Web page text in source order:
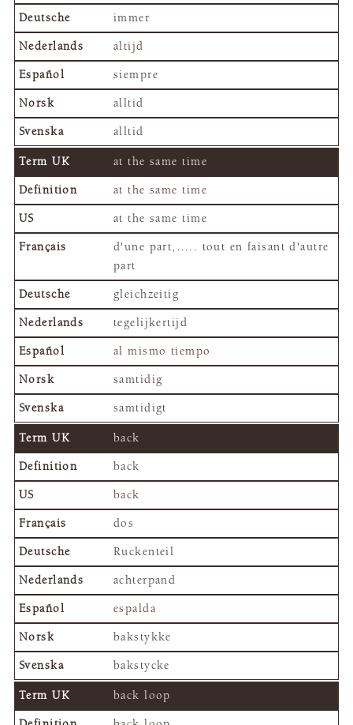
immer
altijd
siempre
alltid
alltid
at the same time
at the same time
at the same time
d'une part,….. tout en faisant d'autre
part
gleichzeitig
tegelijkertijd
al mismo tiempo
samtidig
samtidigt
back
back
back
dos
Ruckenteil
achterpand
espalda
bakstykke
bakstycke
back loop